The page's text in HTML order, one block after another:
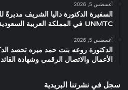
أغسطس 5, 2026
السفيرة الدكتورة داليا الشريف مديرةً
UNMTC في المملكة العربية السعودية
أغسطس 5, 2026
الدكتورة روعه بنت حمد ميره تحصد
الأعمال والاتصال الرقمي وشهادة القائد
سجل في نشرتنا البريدية